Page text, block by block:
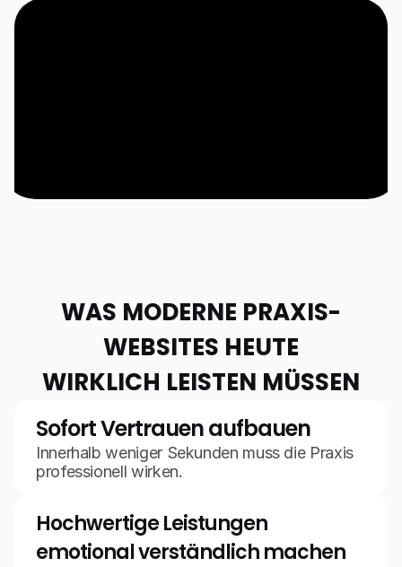
WAS MODERNE PRAXIS-
WEBSITES HEUTE
WIRKLICH LEISTEN MÜSSEN
Sofort Vertrauen aufbauen
Innerhalb weniger Sekunden muss die Praxis
professionell wirken.
Hochwertige Leistungen
emotional verständlich machen